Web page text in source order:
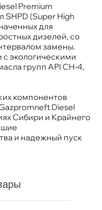
Premium
SHPD (Super High
для
дизелей, со
замены.
с экологическими
групп API CH-4,
компоненто
Diesel
Сибири и Крайнего
и надежный пуск